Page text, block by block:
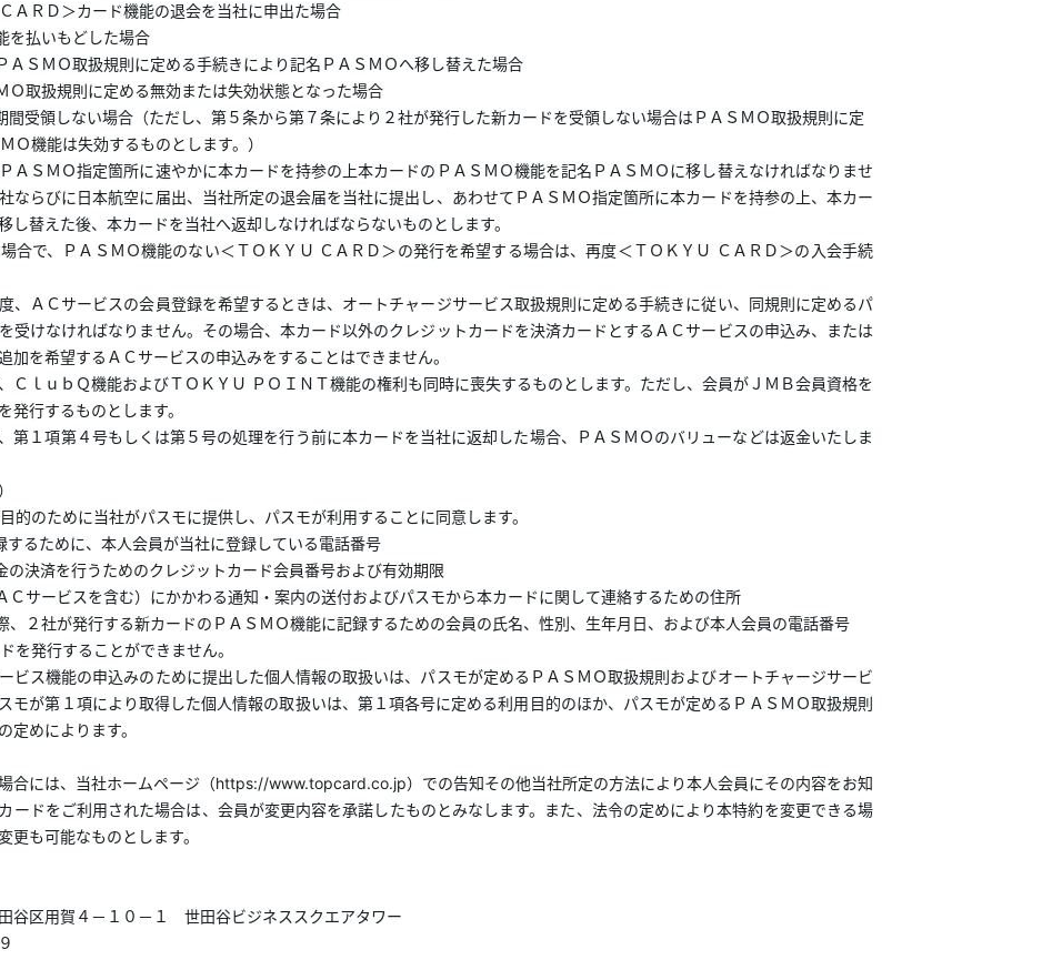
ＡＲＤ＞カード機能の退会を当社に申出た場合
を払いもどした場合
ＡＳＭＯ取扱規則に定める手続きにより記名ＰＡＳＭＯへ移し替えた場合
Ｏ取扱規則に定める無効または失効状態となった場合
間受領しない場合（ただし、第５条から第７条により２社が発行した新カードを受領しない場合はＰＡＳＭＯ取扱規則に定
Ｏ機能は失効するものとします。）
ＡＳＭＯ指定箇所に速やかに本カードを持参の上本カードのＰＡＳＭＯ機能を記名ＰＡＳＭＯに移し替えなければなりませ
ならびに日本航空に届出、当社所定の退会届を当社に提出し、あわせてＰＡＳＭＯ指定箇所に本カードを持参の上、本カー
し替えた後、本カードを当社へ返却しなければならないものとします。
合で、ＰＡＳＭＯ機能のない＜ＴＯＫＹＵ ＣＡＲＤ＞の発行を希望する場合は、再度＜ＴＯＫＹＵ ＣＡＲＤ＞の入会手続
、ＡＣサービスの会員登録を希望するときは、オートチャージサービス取扱規則に定める手続きに従い、同規則に定めるパ
受けなければなりません。その場合、本カード以外のクレジットカードを決済カードとするＡＣサービスの申込み、または
を希望するＡＣサービスの申込みをすることはできません。
ＣｌｕｂＱ機能およびＴＯＫＹＵ ＰＯＩＮＴ機能の権利も同時に喪失するものとします。ただし、会員がＪＭＢ会員資格を
行するものとします。
第１項第４号もしくは第５号の処理を行う前に本カードを当社に返却した場合、ＰＡＳＭＯのバリューなどは返金いたしま
的のために当社がパスモに提供し、パスモが利用することに同意します。
するために、本人会員が当社に登録している電話番号
の決済を行うためのクレジットカード会員番号および有効期限
Ｃサービスを含む）にかかわる通知・案内の送付およびパスモから本カードに関して連絡するための住所
、２社が発行する新カードのＰＡＳＭＯ機能に記録するための会員の氏名、性別、生年月日、および本人会員の電話番号
を発行することができません。
ビス機能の申込みのために提出した個人情報の取扱いは、パスモが定めるＰＡＳＭＯ取扱規則およびオートチャージサービ
モが第１項により取得した個人情報の取扱いは、第１項各号に定める利用目的のほか、パスモが定めるＰＡＳＭＯ取扱規則
定めによります。
合には、当社ホームページ（https://www.topcard.co.jp）での告知その他当社所定の方法により本人会員にその内容をお知
ードをご利用された場合は、会員が変更内容を承諾したものとみなします。また、法令の定めにより本特約を変更できる場
も可能なものとします。
谷区用賀４－１０－１ 世田谷ビジネススクエアタワー